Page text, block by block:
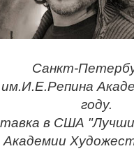
Санкт-
году.
в США
Академии